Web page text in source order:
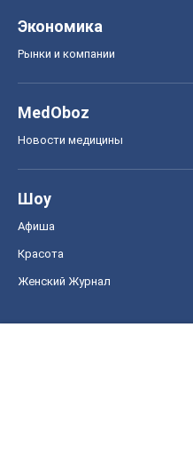
Экономика
Рынки и компании
MedOboz
Новости медицины
Шоу
Афиша
Красота
Женский Журнал